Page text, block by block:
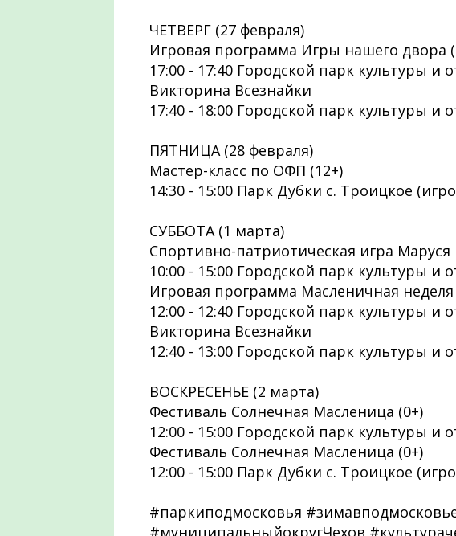
ЧЕТВЕРГ (27 февраля)
Игровая программа Игры нашего двора
17:00 - 17:40 Городской парк культуры и
Викторина Всезнайки
17:40 - 18:00 Городской парк культуры и
ПЯТНИЦА (28 февраля)
Мастер-класс по ОФП (12+)
14:30 - 15:00 Парк Дубки с. Троицкое
СУББОТА (1 марта)
Спортивно-патриотическая игра Маруся
10:00 - 15:00 Городской парк культуры и
Игровая программа Масленичная неделя
12:00 - 12:40 Городской парк культуры и
Викторина Всезнайки
12:40 - 13:00 Городской парк культуры и
ВОСКРЕСЕНЬЕ (2 марта)
Фестиваль Солнечная Масленица (0+)
12:00 - 15:00 Городской парк культуры и
Фестиваль Солнечная Масленица (0+)
12:00 - 15:00 Парк Дубки с. Троицкое
#паркиподмосковья
#муниципальныйокругЧехов